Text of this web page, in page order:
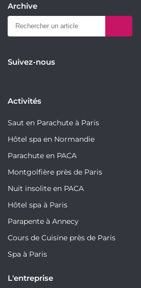
Archive
Suivez-nous
Activités
Saut en Parachute à Paris
Hôtel spa en Normandie
Parachute en PACA
Montgolfière près de Paris
Nuit insolite en PACA
Hôtel spa à Paris
Parapente à Annecy
Cours de Cuisine près de Paris
Spa à Paris
L'entreprise